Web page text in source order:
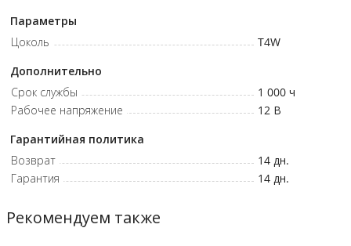
Параметры
Цоколь
T4W
Дополнительно
Срок службы
1 000 ч
Рабочее напряжение
12 В
Гарантийная политика
Возврат
14 дн.
Гарантия
14 дн.
Рекомендуем также